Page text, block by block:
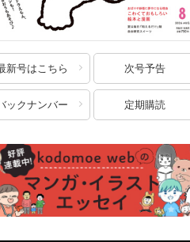
新号はこちら 次号予告
ックナンバー 定期購読